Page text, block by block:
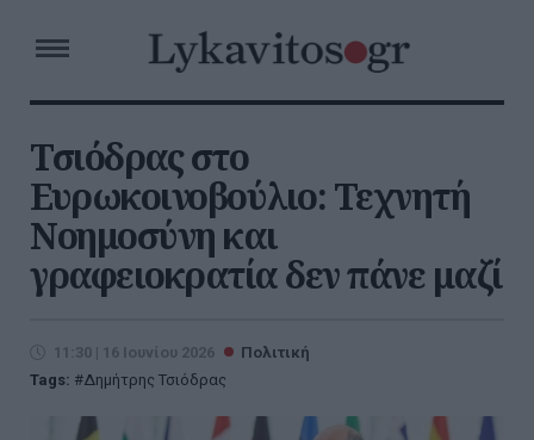
Τσιόδρας στο
Ευρωκοινοβούλιο: Τεχνητή
Νοημοσύνη και
γραφειοκρατία δεν πάνε μαζί
11:30 | 16 Ιουνίου 2026
Πολιτική
Tags:
Δημήτρης Τσιόδρας